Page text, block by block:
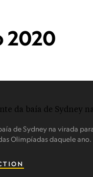
2020
de Sydney na virada
Olimpíadas daquele ano.